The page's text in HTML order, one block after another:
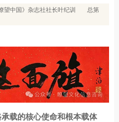
瞭望中国》杂志社社长叶纪训
总第
载的核心使命和根本载体